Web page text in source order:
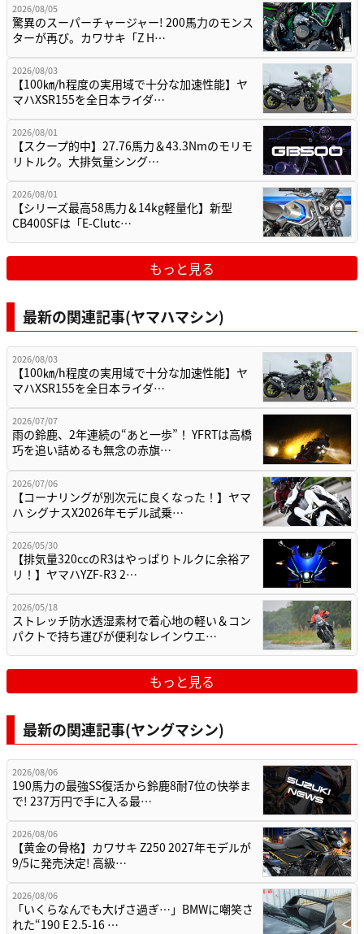
2026/08/05
驚異のスーパーチャージャー! 200馬力のモンス
ターが再び。カワサキ「Z H…
2026/08/03
【100㎞/h程度の実用域で十分な加速性能】ヤ
マハXSR155を全日本ライダ…
2026/08/01
【スクープ的中】27.76馬力＆43.3Nmのモリモ
リトルク。大排気量シング…
2026/08/01
【シリーズ最高58馬力＆14kg軽量化】新型
CB400SFは「E-Clutc…
もっと見る
最新の関連記事(ヤマハマシン)
2026/08/03
【100㎞/h程度の実用域で十分な加速性能】ヤ
マハXSR155を全日本ライダ…
2026/07/07
雨の鈴鹿、2年連続の“あと一歩”！ YFRTは高橋
巧を追い詰めるも無念の赤旗…
2026/07/06
【コーナリングが別次元に良くなった！】ヤマ
ハ シグナスX2026年モデル試乗…
2026/05/30
【排気量320ccのR3はやっぱりトルクに余裕ア
リ！】ヤマハYZF-R3 2…
2026/05/18
ストレッチ防水透湿素材で着心地の軽い＆コン
パクトで持ち運びが便利なレインウエ…
もっと見る
最新の関連記事(ヤングマシン)
2026/08/06
190馬力の最強SS復活から鈴鹿8耐7位の快挙ま
で! 237万円で手に入る最…
2026/08/06
【黄金の骨格】カワサキ Z250 2027年モデルが
9/5に発売決定! 高級…
2026/08/06
「いくらなんでも大げさ過ぎ…」BMWに嘲笑さ
れた“190 E 2.5-16 …